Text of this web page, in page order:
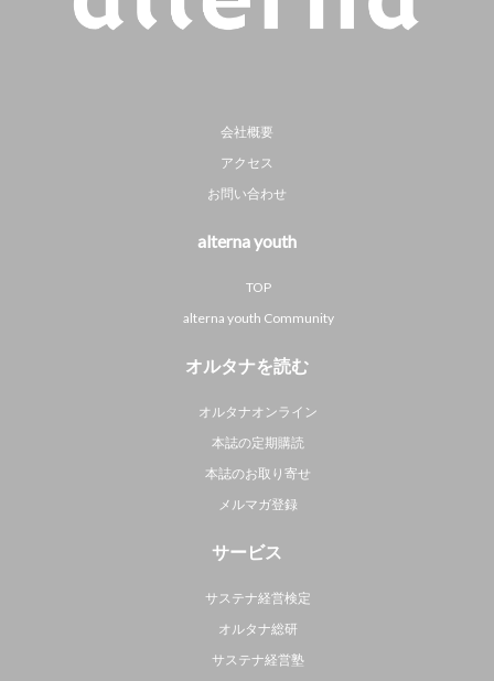
会社概要
アクセス
お問い合わせ
alterna youth
TOP
alterna youth Community
オルタナを読む
オルタナオンライン
本誌の定期購読
本誌のお取り寄せ
メルマガ登録
サービス
サステナ経営検定
オルタナ総研
サステナ経営塾